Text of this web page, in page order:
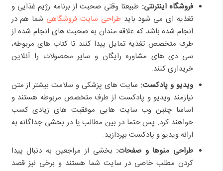
فروشگاه اینترنتی: طبیعتا وقتی صحبت از برنامه رژیم غذایی و
تغذیه ای می شود باید طراحی سایت فروشگاهی شما هم در
انجام شده باشد که علاقه مندان به صحبت های انجام شده از
طرف متخصص تغذیه تمایل پیدا کنند تا کتاب های مربوطه،
سی دی های مشاوره رایگان و سایر محصولات را آنلاین
خریداری کنند.
ویدیو و پادکست: سایت های پزشکی و سلامت بیشتر از متن
نیازمند ویدیو و پادکست از طرف متخصص مربوطه هستند و
اساسا چنین وب سایت هایی موفقیت های زیادی کسب
خواهند کرد. پس حتما در بین مطالب یا در بخشی جداگانه به
ارائه ویدیو و پادکست بپردازید.
طراحی منوها و صفحات: بخشی از مراجعین به دنبال پیدا
کردن مطلب خاصی در سایت شما هستند و برخی نیز قصد